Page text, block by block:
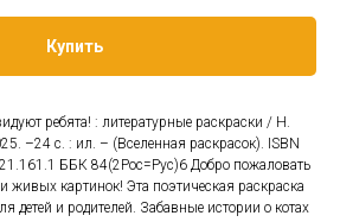
Купить
ребята! : литературные раскраски / Н.
–24 с. : ил. – (Вселенная раскрасок). ISBN
ББК 84(2Рос=Рус)6 Добро пожаловать
живых картинок! Эта поэтическая раскраска
детей и родителей. Забавные истории о котах